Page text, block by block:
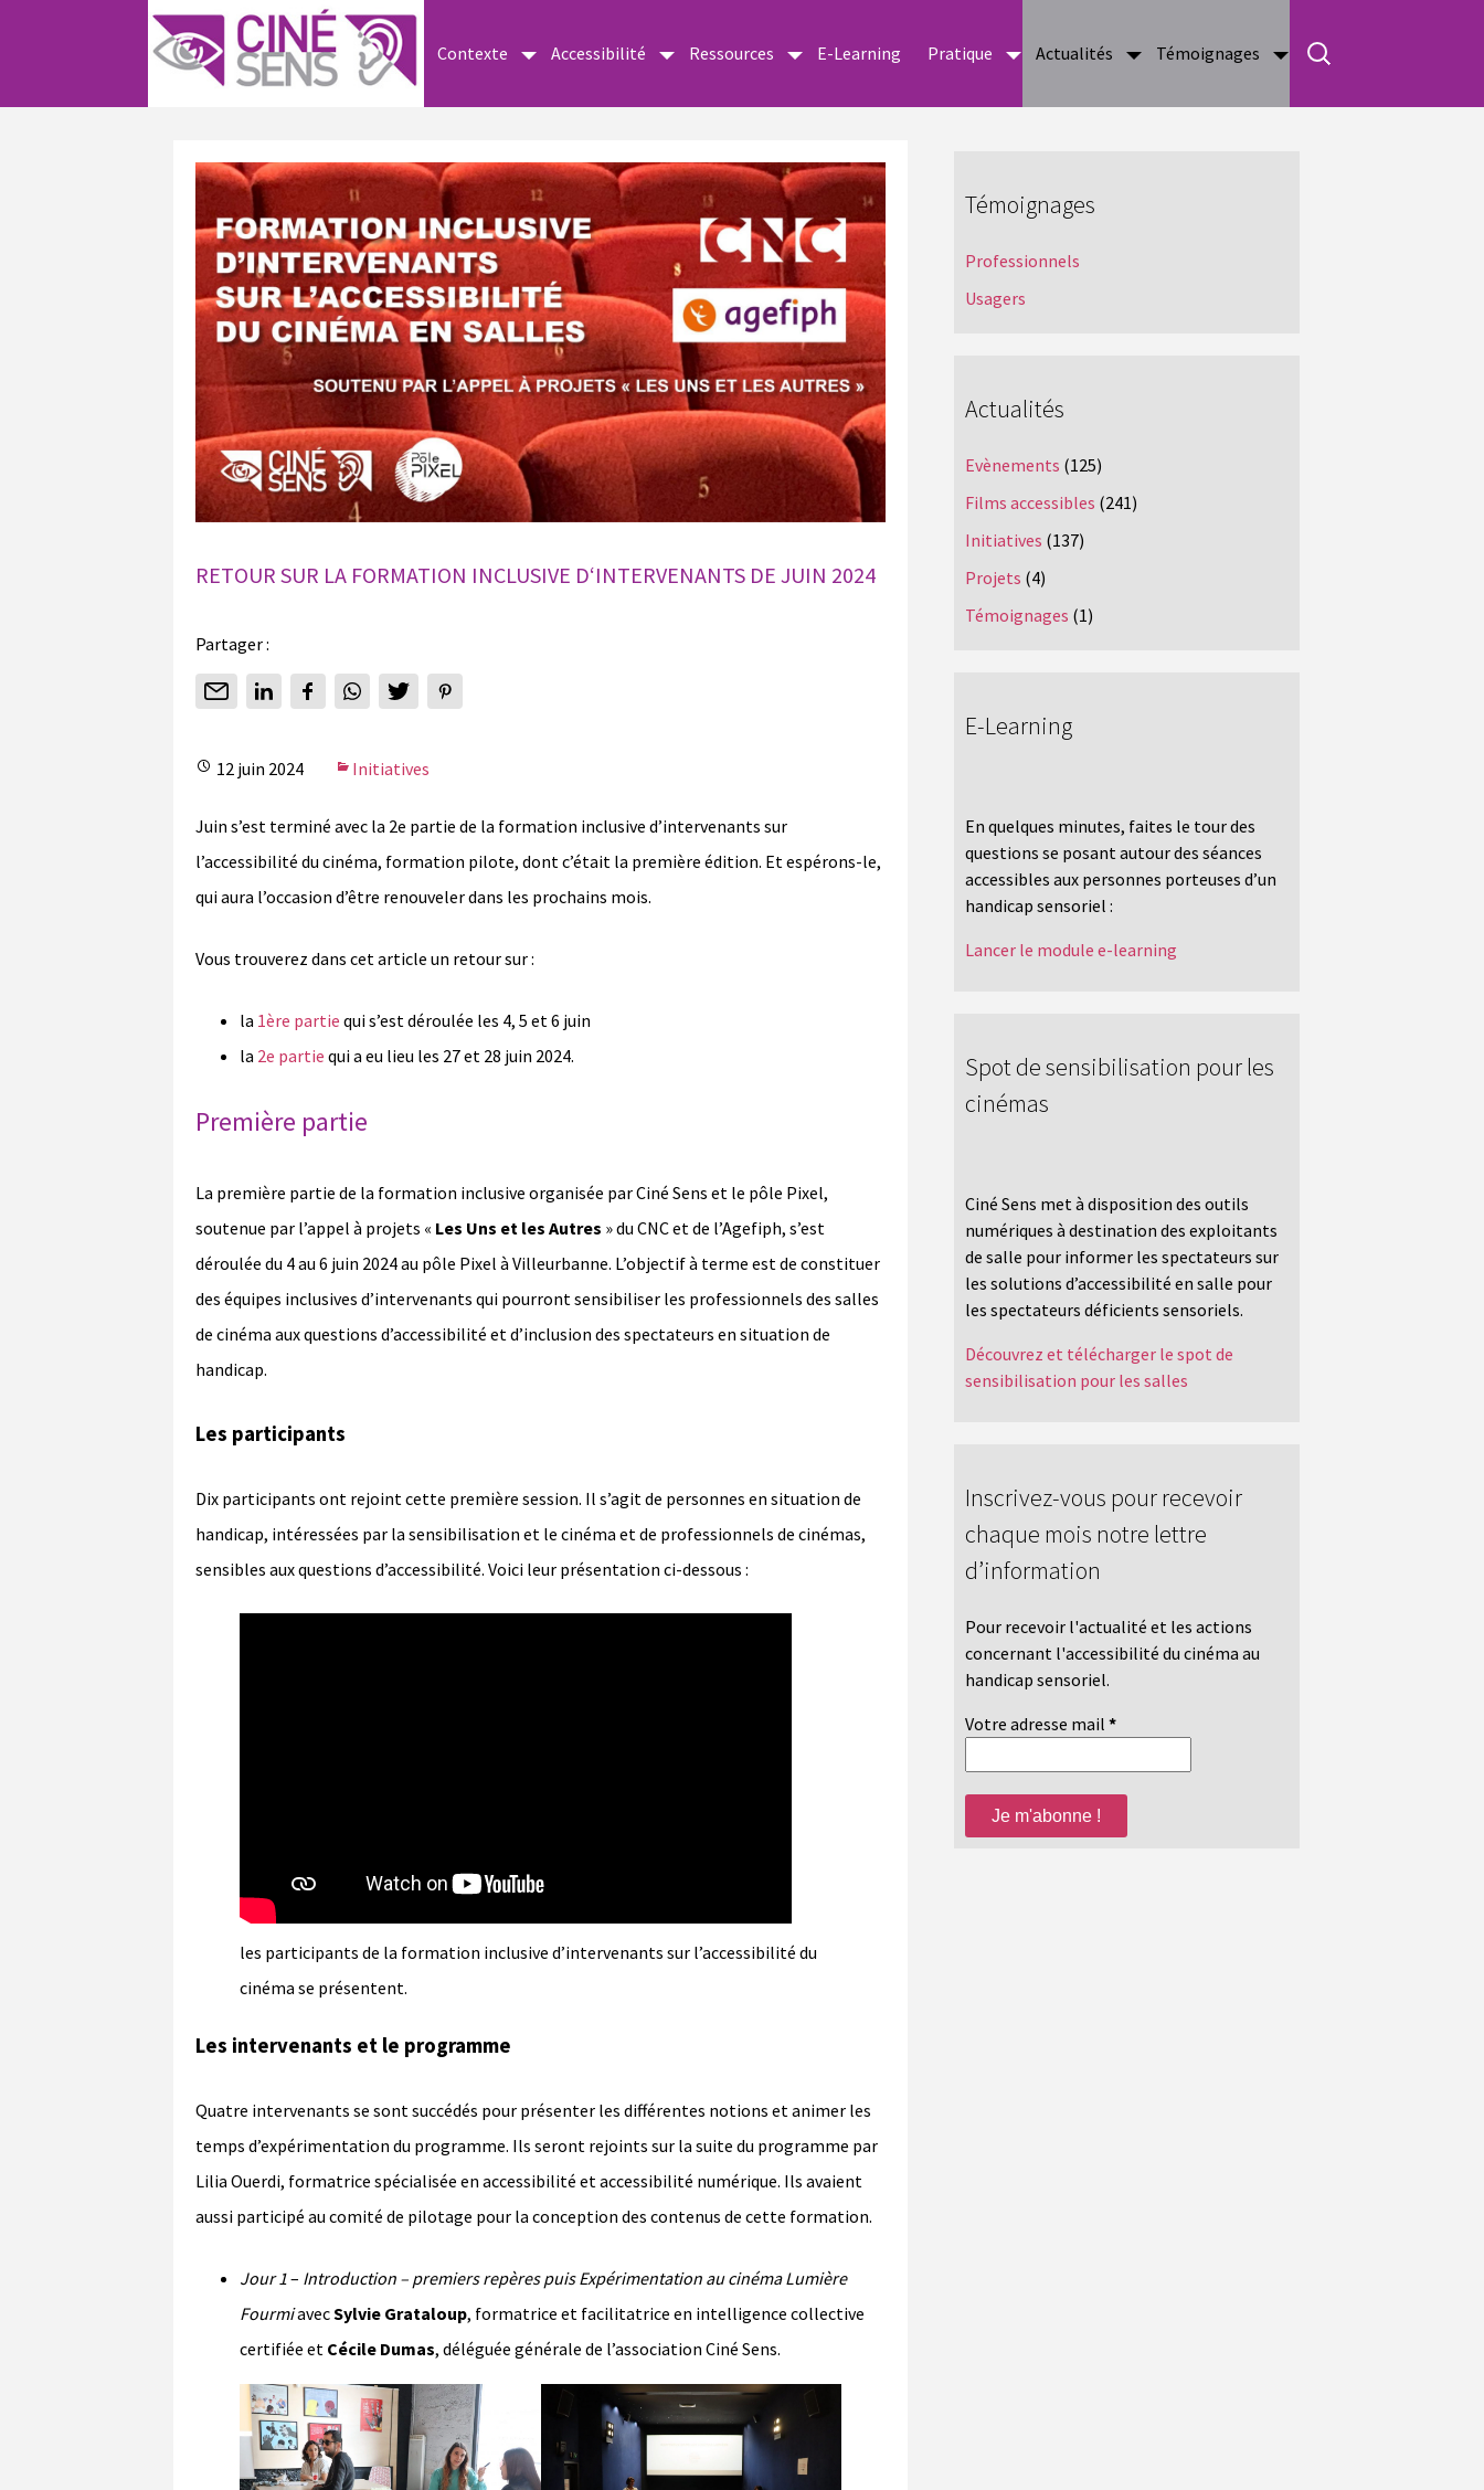
Contexte Accessibilité Ressources E-Learning Pratique Actualités Témoignages
RETOUR SUR LA FORMATION INCLUSIVE D‘INTERVENANTS DE JUIN 2024
Partager :
12 juin 2024 Initiatives
Juin s’est terminé avec la 2e partie de la formation inclusive d’intervenants sur
l’accessibilité du cinéma, formation pilote, dont c’était la première édition. Et espérons-le,
qui aura l’occasion d’être renouveler dans les prochains mois.
Vous trouverez dans cet article un retour sur :
la 1ère partie qui s’est déroulée les 4, 5 et 6 juin
la 2e partie qui a eu lieu les 27 et 28 juin 2024.
Première partie
La première partie de la formation inclusive organisée par Ciné Sens et le pôle Pixel,
soutenue par l’appel à projets « Les Uns et les Autres » du CNC et de l’Agefiph, s’est
déroulée du 4 au 6 juin 2024 au pôle Pixel à Villeurbanne. L’objectif à terme est de constituer
des équipes inclusives d’intervenants qui pourront sensibiliser les professionnels des salles
de cinéma aux questions d’accessibilité et d’inclusion des spectateurs en situation de
handicap.
Les participants
Dix participants ont rejoint cette première session. Il s’agit de personnes en situation de
handicap, intéressées par la sensibilisation et le cinéma et de professionnels de cinémas,
sensibles aux questions d’accessibilité. Voici leur présentation ci-dessous :
les participants de la formation inclusive d’intervenants sur l’accessibilité du
cinéma se présentent.
Les intervenants et le programme
Quatre intervenants se sont succédés pour présenter les différentes notions et animer les
temps d’expérimentation du programme. Ils seront rejoints sur la suite du programme par
Lilia Ouerdi, formatrice spécialisée en accessibilité et accessibilité numérique. Ils avaient
aussi participé au comité de pilotage pour la conception des contenus de cette formation.
Jour 1– Introduction – premiers repères puis Expérimentation au cinéma Lumière
FourmiavecSylvie Grataloup, formatrice et facilitatrice en intelligence collective
certifiée et Cécile Dumas, déléguée générale de l’association Ciné Sens.
Témoignages
Professionnels
Usagers
Actualités
Evènements (125)
Films accessibles (241)
Initiatives (137)
Projets (4)
Témoignages (1)
E-Learning
En quelques minutes, faites le tour des
questions se posant autour des séances
accessibles aux personnes porteuses d’un
handicap sensoriel :
Lancer le module e-learning
Spot de sensibilisation pour les
cinémas
Ciné Sens met à disposition des outils
numériques à destination des exploitants
de salle pour informer les spectateurs sur
les solutions d’accessibilité en salle pour
les spectateurs déficients sensoriels.
Découvrez et télécharger le spot de
sensibilisation pour les salles
Inscrivez-vous pour recevoir
chaque mois notre lettre
d’information
Pour recevoir l'actualité et les actions
concernant l'accessibilité du cinéma au
handicap sensoriel.
Votre adresse mail*